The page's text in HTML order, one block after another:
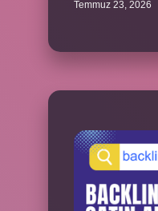
Temmuz 23, 2026